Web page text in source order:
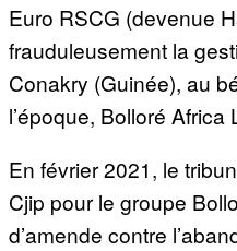
Euro RSCG (devenue
frauduleusement la
Conakry (Guinée), au
l’époque, Bolloré Africa
En février 2021, le
Cjip pour le groupe
d’amende contre